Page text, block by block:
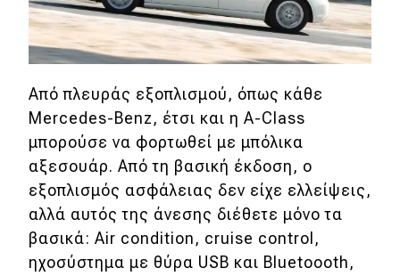
Classic
Νέα
Παρουσιάσεις
DRIVE Away
MOTO
Από πλευράς εξοπλισμού, όπως κάθε
Mercedes-Benz, έτσι και η A-Class
μπορούσε να φορτωθεί με μπόλικα
αξεσουάρ. Από τη βασική έκδοση, ο
εξοπλισμός ασφάλειας δεν είχε ελλείψεις,
αλλά αυτός της άνεσης διέθετε μόνο τα
βασικά: Air condition, cruise control,
ηχοσύστημα με θύρα USB και Bluetoooth,